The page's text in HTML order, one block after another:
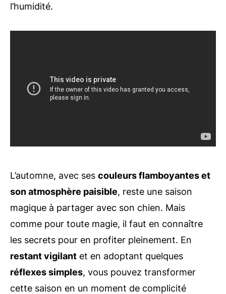
l’humidité.
L’automne, avec ses couleurs flamboyantes et
son atmosphère paisible, reste une saison
magique à partager avec son chien. Mais
comme pour toute magie, il faut en connaître
les secrets pour en profiter pleinement. En
restant vigilant et en adoptant quelques
réflexes simples, vous pouvez transformer
cette saison en un moment de complicité